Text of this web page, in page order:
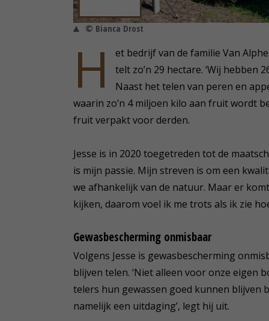
© Bianca Drost
H
et bedrijf van de familie Van
telt zo’n 29 hectare. ‘Wij hebben
Naast het telen van peren en
waarin zo’n 4 miljoen kilo aan fruit wordt
fruit verpakt voor derden.
Jesse is in 2020 toegetreden tot de
is mijn passie. Mijn streven is om een
we afhankelijk van de natuur. Maar er
kijken, daarom voel ik me trots als ik zie
Gewasbescherming onmisbaar
Volgens Jesse is gewasbescherming
blijven telen. ‘Niet alleen voor onze eigen
telers hun gewassen goed kunnen blijven
namelijk een uitdaging’, legt hij uit.